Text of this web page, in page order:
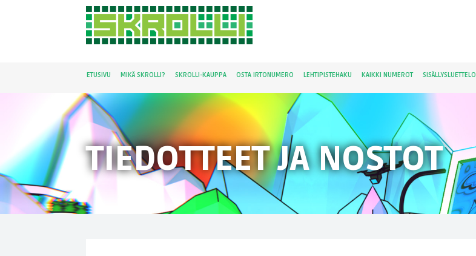
ETUSIVU MIKÄ SKROLLI? SKROLLI-KAUPPA OSTA IRTONUMERO LEHTIPISTEHAKU KAIKKI NUMEROT SISÄLLYSLUETTELO
TIEDOTTEET JA NOSTOT